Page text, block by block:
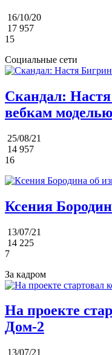
16/10/20
17 957
15
Социальные сети
Скандал:
вебкам моделью
25/08/21
14 957
16
Ксения
13/07/21
14 225
7
За кадром
На проекте
Дом-2
13/07/21